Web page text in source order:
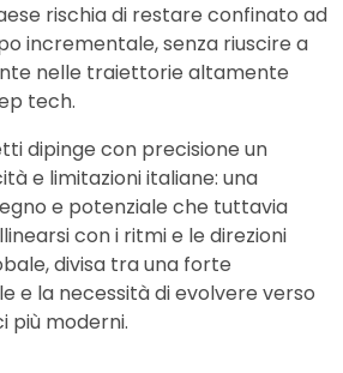
rischia di restare confinato ad
incrementale, senza riuscire a
nelle traiettorie altamente
tech.
dipinge con precisione un
e limitazioni italiane: una
e potenziale che tuttavia
con i ritmi e le direzioni
divisa tra una forte
e la necessità di evolvere verso
più moderni.